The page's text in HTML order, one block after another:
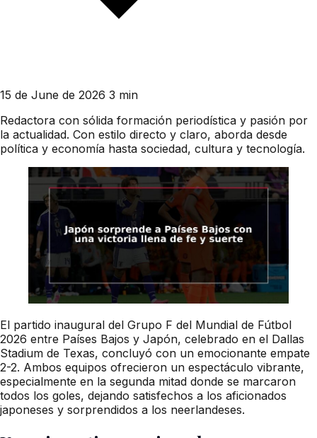
15 de June de 2026 3 min
Redactora con sólida formación periodística y pasión por
la actualidad. Con estilo directo y claro, aborda desde
política y economía hasta sociedad, cultura y tecnología.
El partido inaugural del Grupo F del Mundial de Fútbol
2026 entre Países Bajos y Japón, celebrado en el Dallas
Stadium de Texas, concluyó con un emocionante empate
2-2. Ambos equipos ofrecieron un espectáculo vibrante,
especialmente en la segunda mitad donde se marcaron
todos los goles, dejando satisfechos a los aficionados
japoneses y sorprendidos a los neerlandeses.